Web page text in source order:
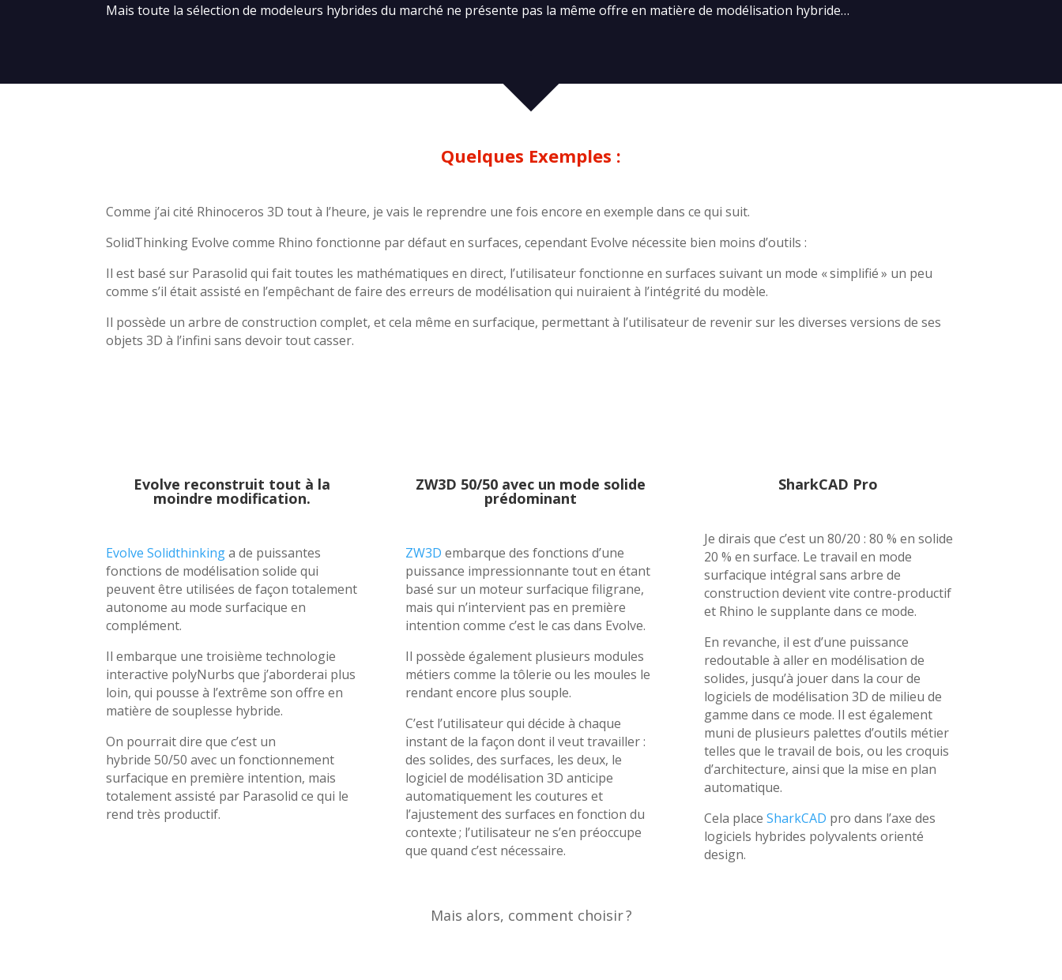
Mais toute la sélection de modeleurs hybrides du marché ne présente pas la même offre en matière de modélisation hybride…
Quelques Exemples :
Comme j’ai cité Rhinoceros 3D tout à l’heure, je vais le reprendre une fois encore en exemple dans ce qui suit.
SolidThinking Evolve comme Rhino fonctionne par défaut en surfaces, cependant Evolve nécessite bien moins d’outils :
Il est basé sur Parasolid qui fait toutes les mathématiques en direct, l’utilisateur fonctionne en surfaces suivant un mode « simplifié » un peu
comme s’il était assisté en l’empêchant de faire des erreurs de modélisation qui nuiraient à l’intégrité du modèle.
Il possède un arbre de construction complet, et cela même en surfacique, permettant à l’utilisateur de revenir sur les diverses versions de ses
objets 3D à l’infini sans devoir tout casser.
Evolve reconstruit tout à la
moindre modification.
Evolve Solidthinkinga de puissantes
fonctions de modélisation solide qui
peuvent être utilisées de façon totalement
autonome au mode surfacique en
complément.
Il embarque une troisième technologie
interactive polyNurbs que j’aborderai plus
loin, qui pousse à l’extrême son offre en
matière de souplesse hybride.
On pourrait dire que c’est un
hybride 50/50 avec un fonctionnement
surfacique en première intention, mais
totalement assisté par Parasolid ce qui le
rend très productif.
ZW3D 50/50 avec un mode solide
prédominant
ZW3D embarque des fonctions d’une
puissance impressionnante tout en étant
basé sur un moteur surfacique filigrane,
mais qui n’intervient pas en première
intention comme c’est le cas dans Evolve.
Il possède également plusieurs modules
métiers comme la tôlerie ou les moules le
rendant encore plus souple.
C’est l’utilisateur qui décide à chaque
instant de la façon dont il veut travailler :
des solides, des surfaces, les deux, le
logiciel de modélisation 3D anticipe
automatiquement les coutures et
l’ajustement des surfaces en fonction du
contexte ; l’utilisateur ne s’en préoccupe
que quand c’est nécessaire.
SharkCAD Pro
Je dirais que c’est un 80/20 : 80 % en solide
20 % en surface. Le travail en mode
surfacique intégral sans arbre de
construction devient vite contre-productif
et Rhino le supplante dans ce mode.
En revanche, il est d’une puissance
redoutable à aller en modélisation de
solides, jusqu’à jouer dans la cour de
logiciels de modélisation 3D de milieu de
gamme dans ce mode. Il est également
muni de plusieurs palettes d’outils métier
telles que le travail de bois, ou les croquis
d’architecture, ainsi que la mise en plan
automatique.
Cela place SharkCAD pro dans l’axe des
logiciels hybrides polyvalents orienté
design.
Mais alors, comment choisir ?